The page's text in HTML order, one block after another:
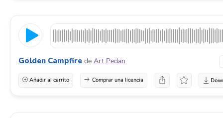
Golden Campfire de Art Pedan
Añadir al carrito Comprar una licencia